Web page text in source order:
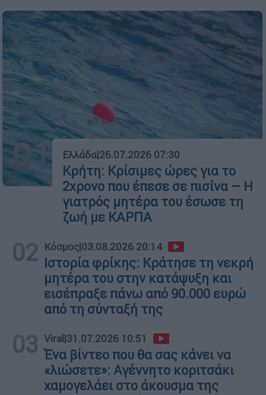
01 Ελλάδα|26.07.2026 07:30
Κρήτη: Κρίσιμες ώρες για το
2χρονο που έπεσε σε πισίνα – Η
γιατρός μητέρα του έσωσε τη
ζωή με ΚΑΡΠΑ
02 Κόσμος|03.08.2026 20:14
Ιστορία φρίκης: Κράτησε τη νεκρή
μητέρα του στην κατάψυξη και
εισέπραξε πάνω από 90.000 ευρώ
από τη σύνταξή της
03 Viral |31.07.2026 10:51
Ένα βίντεο που θα σας κάνει να
«λιώσετε»: Αγέννητο κοριτσάκι
χαμογελάει στο άκουσμα της